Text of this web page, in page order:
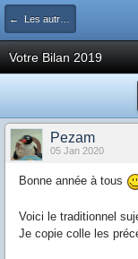
← Les autres jeux vidéo
Votre Bilan 2019
Pezam
05 Jan 2020
Bonne année à tous
Voici le traditionnel
Je copie colle les